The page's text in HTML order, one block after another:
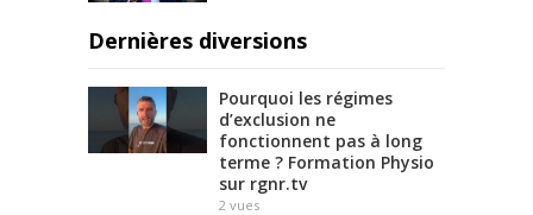
Dernières diversions
Pourquoi les régimes
d’exclusion ne
fonctionnent pas à long
terme ? Formation Physio
sur rgnr.tv
2 vues